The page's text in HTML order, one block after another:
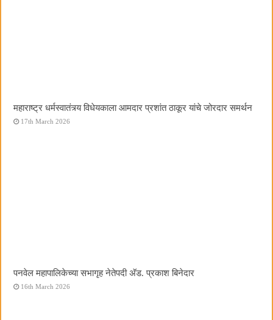
महाराष्ट्र धर्मस्वातंत्र्य विधेयकाला आमदार प्रशांत ठाकूर यांचे जोरदार समर्थन
17th March 2026
पनवेल महापालिकेच्या सभागृह नेतेपदी अ‍ॅड. प्रकाश बिनेदार
16th March 2026